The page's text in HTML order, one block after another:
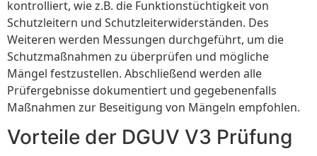
kontrolliert, wie z.B. die Funktionstüchtigkeit von
Schutzleitern und Schutzleiterwiderständen. Des
Weiteren werden Messungen durchgeführt, um die
Schutzmaßnahmen zu überprüfen und mögliche
Mängel festzustellen. Abschließend werden alle
Prüfergebnisse dokumentiert und gegebenenfalls
Maßnahmen zur Beseitigung von Mängeln empfohlen.
Vorteile der DGUV V3 Prüfung